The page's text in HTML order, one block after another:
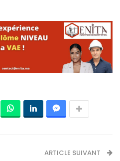
ARTICLE SUIVANT